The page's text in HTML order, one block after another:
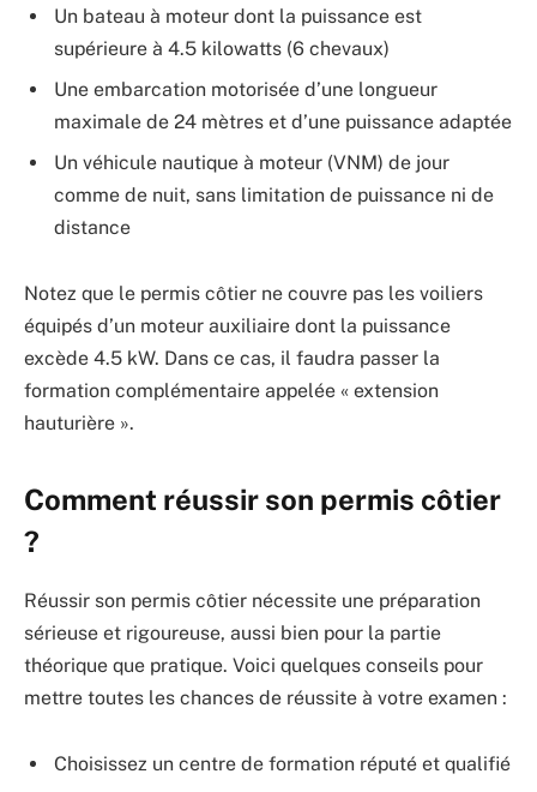
Un bateau à moteur dont la puissance est
supérieure à 4.5 kilowatts (6 chevaux)
Une embarcation motorisée d’une longueur
maximale de 24 mètres et d’une puissance adaptée
Un véhicule nautique à moteur (VNM) de jour
comme de nuit, sans limitation de puissance ni de
distance
Notez que le permis côtier ne couvre pas les voiliers
équipés d’un moteur auxiliaire dont la puissance
excède 4.5 kW. Dans ce cas, il faudra passer la
formation complémentaire appelée « extension
hauturière ».
Comment réussir son permis côtier
?
Réussir son permis côtier nécessite une préparation
sérieuse et rigoureuse, aussi bien pour la partie
théorique que pratique. Voici quelques conseils pour
mettre toutes les chances de réussite à votre examen :
Choisissez un centre de formation réputé et qualifié